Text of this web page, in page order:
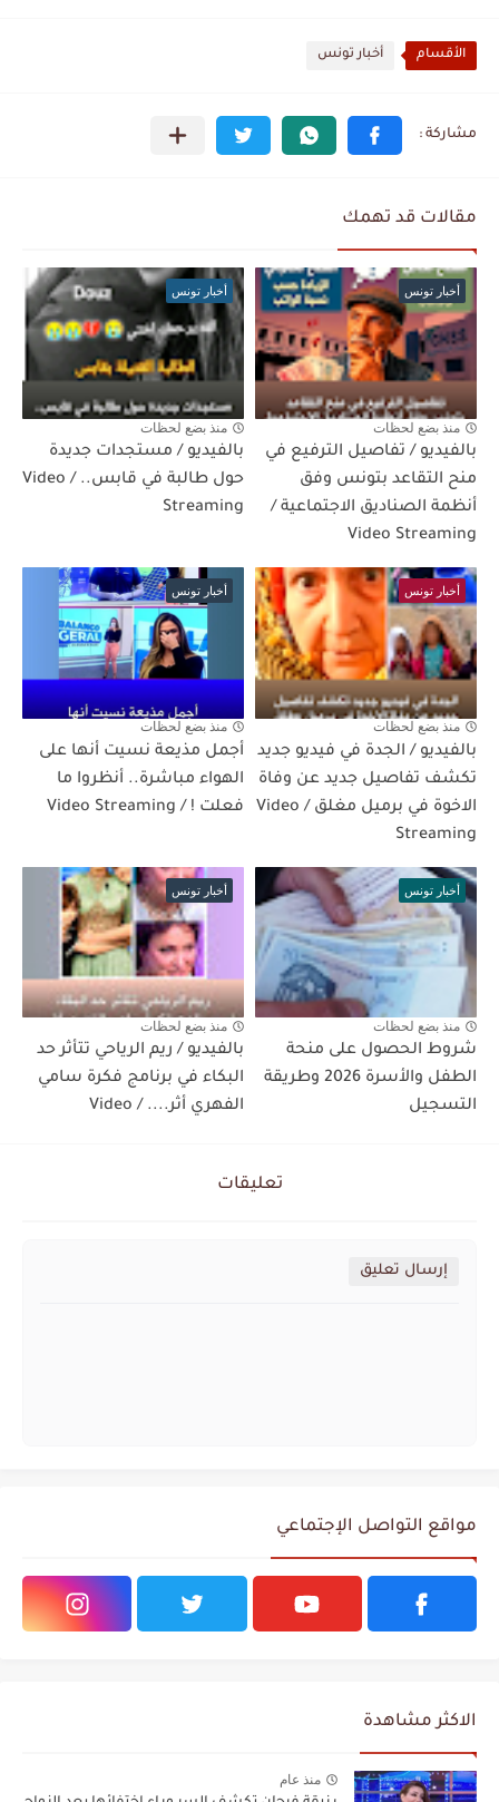
الأقسام أخبار تونس
مقالات قد تهمك
أخبار تونس
منذ بضع لحظات
بالفيديو / تفاصيل الترفيع في
منح التقاعد بتونس وفق
أنظمة الصناديق الاجتماعية /
Video Streaming
أخبار تونس
منذ بضع لحظات
بالفيديو / مستجدات جديدة
حول طالبة في قابس.. / Video
Streaming
أخبار تونس
منذ بضع لحظات
بالفيديو / الجدة في فيديو جديد
تكشف تفاصيل جديد عن وفاة
الاخوة في برميل مغلق / Video
Streaming
أخبار تونس
منذ بضع لحظات
أجمل مذيعة نسيت أنها على
الهواء مباشرة.. أنظروا ما
فعلت ! / Video Streaming
أخبار تونس
منذ بضع لحظات
شروط الحصول على منحة
الطفل والأسرة 2026 وطريقة
التسجيل
أخبار تونس
منذ بضع لحظات
بالفيديو / ريم الرياحي تتأثر حد
البكاء في برنامج فكرة سامي
الفهري أثر.... / Video
تعليقات
إرسال تعليق
مواقع التواصل الإجتماعي
الاكثر مشاهدة
منذ عام